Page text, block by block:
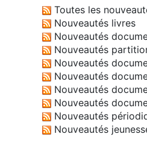
Toutes les
Nouveautés livres
Nouveautés
Nouveautés
Nouveautés
Nouveautés
Nouveautés
Nouveautés
Nouveautés
Nouveautés